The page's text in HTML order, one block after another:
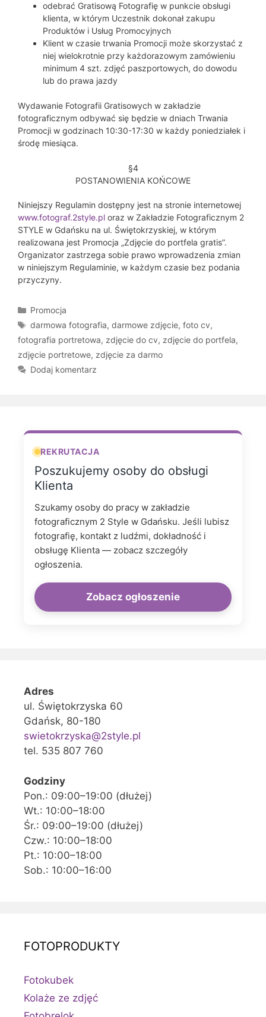
odebrać Gratisową Fotografię w punkcie obsługi
klienta, w którym Uczestnik dokonał zakupu
Produktów i Usług Promocyjnych
Klient w czasie trwania Promocji może skorzystać z
niej wielokrotnie przy każdorazowym zamówieniu
minimum 4 szt. zdjęć paszportowych, do dowodu
lub do prawa jazdy
Wydawanie Fotografii Gratisowych w zakładzie
fotograficznym odbywać się będzie w dniach Trwania
Promocji w godzinach 10:30-17:30 w każdy poniedziałek i
środę miesiąca.
§4
POSTANOWIENIA KOŃCOWE
Niniejszy Regulamin dostępny jest na stronie internetowej
www.fotograf.2style.pl oraz w Zakładzie Fotograficznym 2
STYLE w Gdańsku na ul. Świętokrzyskiej, w którym
realizowana jest Promocja „Zdjęcie do portfela gratis”.
Organizator zastrzega sobie prawo wprowadzenia zmian
w niniejszym Regulaminie, w każdym czasie bez podania
przyczyny.
Kategorie
Promocja
Tagi
darmowa fotografia,darmowe zdjęcie,foto cv,
fotografia portretowa, zdjęcie do cv, zdjęcie do portfela,
zdjęcie portretowe, zdjęcie za darmo
Dodaj komentarz
REKRUTACJA
Poszukujemy osoby do obsługi
Klienta
Szukamy osoby do pracy w zakładzie
fotograficznym 2 Style w Gdańsku. Jeśli lubisz
fotografię, kontakt z ludźmi, dokładność i
obsługę Klienta — zobacz szczegóły
ogłoszenia.
Zobacz ogłoszenie
Adres
ul. Świętokrzyska 60
Gdańsk, 80-180
swietokrzyska@2style.pl
tel. 535 807 760
Godziny
Pon.: 09:00–19:00 (dłużej)
Wt.: 10:00–18:00
Śr.: 09:00–19:00 (dłużej)
Czw.: 10:00–18:00
Pt.: 10:00–18:00
Sob.: 10:00–16:00
FOTOPRODUKTY
Fotokubek
Kolaże ze zdjęć